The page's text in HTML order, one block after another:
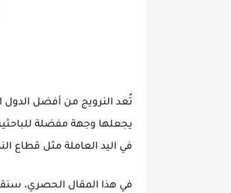
تُعد النرويج من أفضل الدول
يجعلها وجهة مفضلة
في اليد العاملة مثل قطاع
في هذا المقال الحصري،